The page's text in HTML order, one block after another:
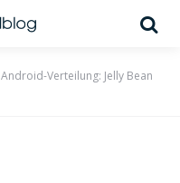
Android-Verteilung: Jelly Bean